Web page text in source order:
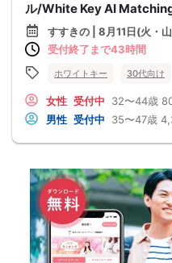
ル/White Key AI
すすきの | 8月11日(火・
受付終了まで43時間
ホワイトキー 30代向け
女性 受付中 32〜44歳
男性 受付中 35〜47歳